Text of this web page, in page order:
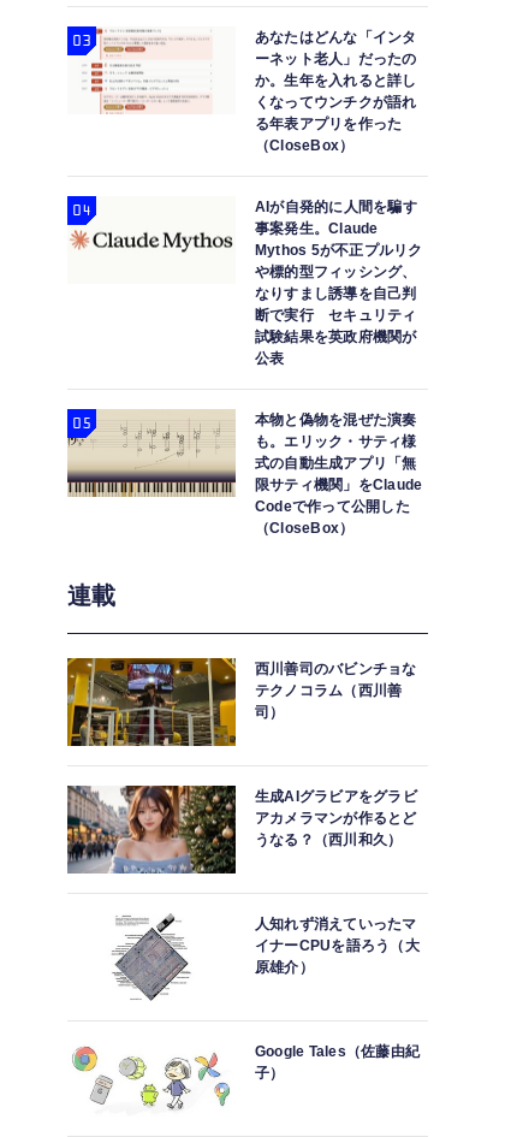
あなたはどんな「インタ
ーネット老人」だったの
か。生年を入れると詳し
くなってウンチクが語れ
る年表アプリを作った
（CloseBox）
AIが自発的に人間を騙す
事案発生。Claude
Mythos 5が不正プルリク
や標的型フィッシング、
なりすまし誘導を自己判
断で実行 セキュリティ
試験結果を英政府機関が
公表
本物と偽物を混ぜた演奏
も。エリック・サティ様
式の自動生成アプリ「無
限サティ機関」をClaude
Codeで作って公開した
（CloseBox）
連載
西川善司のバビンチョな
テクノコラム（西川善
司）
生成AIグラビアをグラビ
アカメラマンが作るとど
うなる？（西川和久）
人知れず消えていったマ
イナーCPUを語ろう（大
原雄介）
Google Tales（佐藤由紀
子）